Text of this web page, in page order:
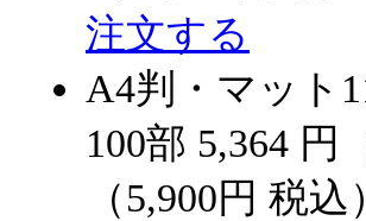
注文する
A4判・マット
100部 5,364 円
（5,900円 税込）